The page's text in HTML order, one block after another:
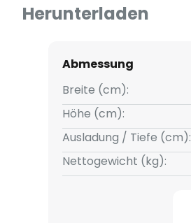
Herunterladen
Abmessung
Breite (cm):
Höhe (cm):
Ausladung / Tiefe (cm):
Nettogewicht (kg):